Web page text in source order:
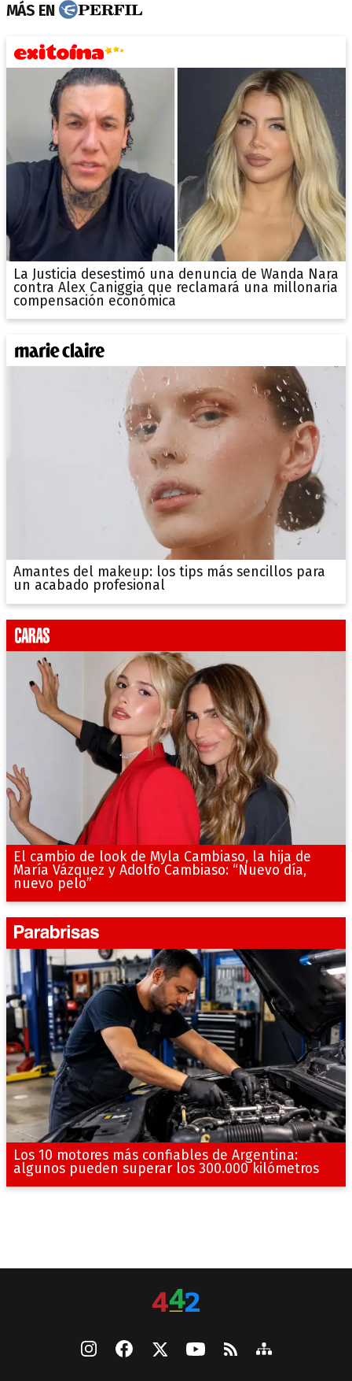
MÁS EN
La Justicia desestimó una denuncia de Wanda Nara
contra Alex Caniggia que reclamará una millonaria
compensación económica
Amantes del makeup: los tips más sencillos para
un acabado profesional
El cambio de look de Myla Cambiaso, la hija de
María Vázquez y Adolfo Cambiaso: “Nuevo día,
nuevo pelo”
Los 10 motores más confiables de Argentina:
algunos pueden superar los 300.000 kilómetros